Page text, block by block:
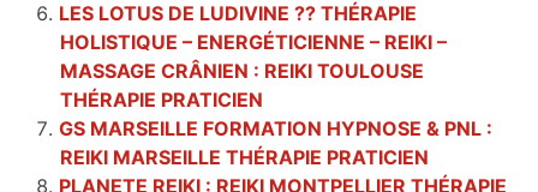
LES LOTUS DE LUDIVINE ?? THÉRAPIE
HOLISTIQUE – ENERGÉTICIENNE – REIKI –
MASSAGE CRÂNIEN : REIKI TOULOUSE
THÉRAPIE PRATICIEN
GS MARSEILLE FORMATION HYPNOSE & PNL :
REIKI MARSEILLE THÉRAPIE PRATICIEN
PLANETE REIKI : REIKI MONTPELLIER THÉRAPIE